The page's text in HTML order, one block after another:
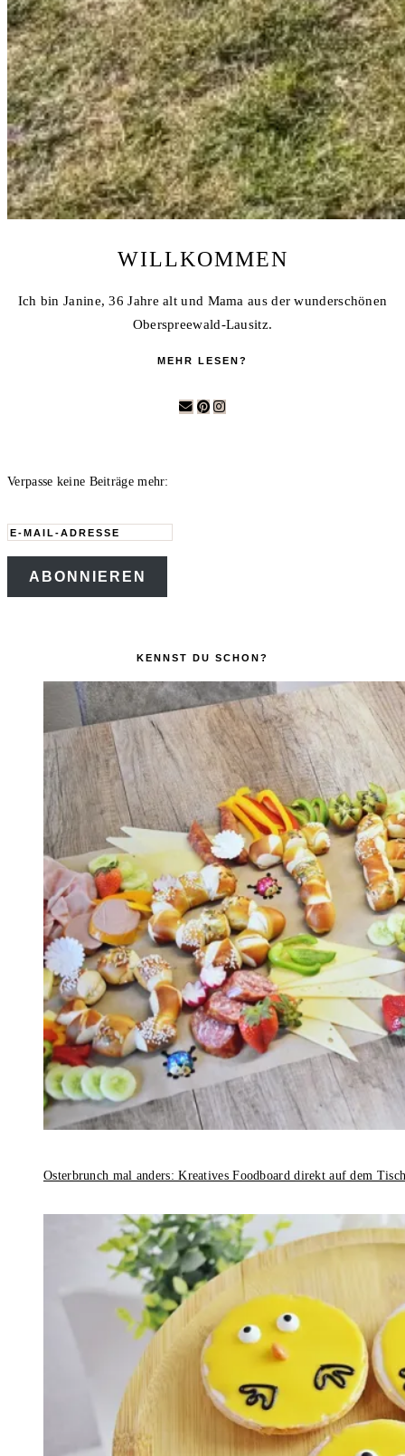
WILLKOMMEN
Ich bin Janine, 36 Jahre alt und Mama aus der wunderschönen
Oberspreewald-Lausitz.
MEHR LESEN?
Verpasse keine Beiträge mehr:
E-
Mail-
Adresse
ABONNIEREN
KENNST DU SCHON?
Osterbrunch mal anders: Kreatives Foodboard direkt auf dem